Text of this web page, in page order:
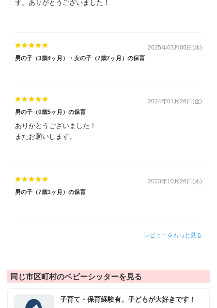
す。ありがとうございました！
2025年03月05日(水)
男の子（3歳4ヶ月）・女の子（7歳7ヶ月）の保育
2024年01月26日(金)
男の子（0歳5ヶ月）の保育
ありがとうございました！
またお願いします。
2023年10月26日(木)
男の子（7歳1ヶ月）の保育
レビューをもっと見る
同じ市区町村のベビーシッターを見る
子育て・保育経験有。子どもが大好きです！